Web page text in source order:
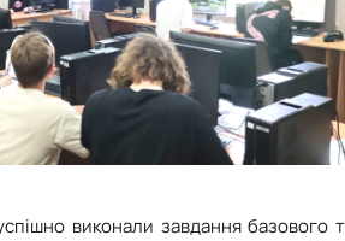
виконали завдання базового